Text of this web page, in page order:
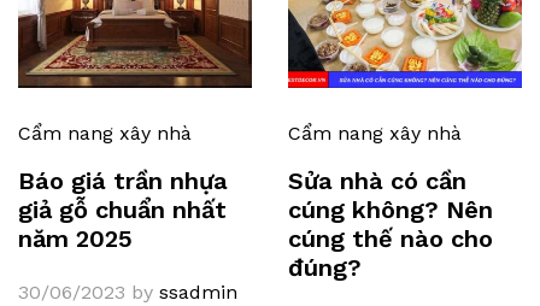
Cẩm nang xây nhà
Báo giá trần nhựa
giả gỗ chuẩn nhất
năm 2025
30/06/2023 by ssadmin
Cẩm nang xây nhà
Sửa nhà có cần
cúng không? Nên
cúng thế nào cho
đúng?